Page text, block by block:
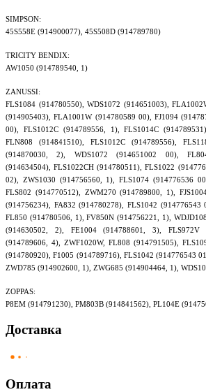
SIMPSON:
45S558E (914900077), 45S508D (914789780)
TRICITY BENDIX:
AW1050 (914789540, 1)
ZANUSSI:
FLS1084 (914780550), WDS1072 (914651003),
(914905403), FLA1001W (914780589 00), FJ1094
00), FLS1012C (914789556, 1), FLS1014C
FLN808 (914841510), FLS1012C (914789556),
(914870030, 2), WDS1072 (914651002 00),
(914634504), FLS1022CH (914780511), FLS1022
02), ZWS1030 (914756560, 1), FLS1074 (914776536
FLS802 (914770512), ZWM270 (914789800, 1),
(914756234), FA832 (914780278), FLS1042 (914776543
FL850 (914780506, 1), FV850N (914756221, 1),
(914630502, 2), FE1004 (914788601, 3), FLS972V
(914789606, 4), ZWF1020W, FL808 (914791505),
(914780920), F1005 (914789716), FLS1042 (914776543
ZWD785 (914902600, 1), ZWG685 (914904464, 1),
ZOPPAS:
P8EM (914791230), PM803B (914841562), PL104E
Доставка
Оплата